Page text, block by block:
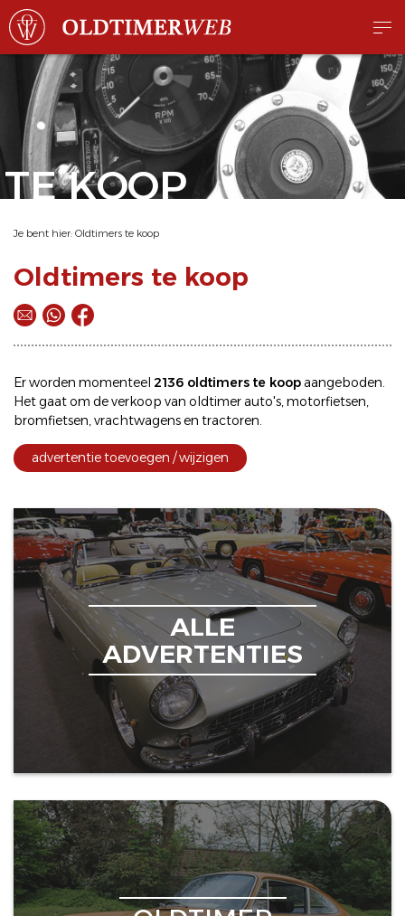
TE KOOP
Je bent hier: Oldtimers te koop
Oldtimers te koop
Er worden momenteel 2136 oldtimers te koopaangeboden.
Het gaat om deverkoop van oldtimerauto's,motorfietsen,
bromfietsen,vrachtwagens en tractoren.
advertentie toevoegen / wijzigen
ALLE
ADVERTENTIES